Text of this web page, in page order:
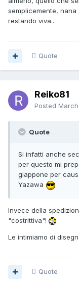
semplicemente,
restando viva...
Quote
Reiko81
Posted
Quote
Si infatti anche
per questo mi
giappone per
Yazawa
Invece della
"costrittiva"!
Le intimiamo di
Quote